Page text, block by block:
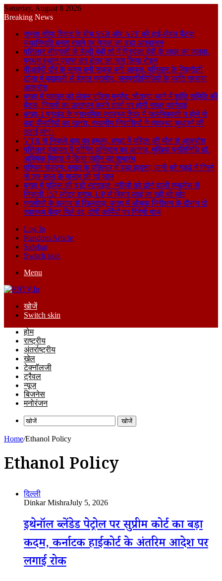
Saturday, August 8 2026
Breaking News
सुस्ता सीमा विवाद के बीच SSB और APF की हाई-लेवल बैठक,
यथास्थिति बनाए रखने पर नेपाल का बड़ा आश्वासन
पतिलार सीएचसी के हेल्दी बेबी शो में प्रियंका देवी के लाल का जलवा,
प्रथम स्थान प्राप्त कर क्षेत्र का नाम किया रोशन
वीआईपी दौरे के समय बनी सड़क बनी आफत, पतिलार के मिश्रौली
टोला में बदहाली से बेहाल ग्रामीण, जनप्रतिनिधियों के प्रति गहराया
आक्रोश
बगहा में चहलूम को लेकर पुलिस मुस्तैद: चौतरवा थाने में शांति समिति की
बैठक, नियमों का उल्लंघन करने वालों पर होगी सख्त कार्रवाई
बगहा-1 प्रखंड के प्राथमिक स्वास्थ्य केंद्र में जलनिकासी न होने से
बढ़ा बीमारियों का खतरा, स्थानीय निवासियों ने व्यवस्था सुधारने की
उठाई मांग।
VTR से निकले बाघ का हमला, बगहा में महिला की मौत से आक्रोश
पतिलार पंचायत में फॉगिंग अभियान का आगाज, मुखिया प्रतिनिधि डॉ.
अभिषेक मिश्रा ने किया मशीन का शुभारंभ
पश्चिम चंपारण: बगहा के पतिलार में बड़ा हादसा, पानी भरे गड्ढे में गिरने
से एक साल के मासूम की गई जान
बगहा में पुलिस की बड़ी स्ट्राइक: मरीजों को ढोने वाली एम्बुलेंस से
निकली 157 लीटर शराब, UP से बिहार लाई जा रही थी खेप
ग्रामीणों के इलाज से खिलवाड़: बगहा में औचक निरीक्षण के दौरान दो
स्वास्थ्य केंद्र मिले बंद, दोषी कर्मियों पर गिरेगी गाज
Log In
Random Article
Sidebar
Switch skin
Menu
खोजें
Switch skin
होम
राष्ट्रीय
अंतर्राष्ट्रीय
खेल
टेक्नॉलजी
ट्रैवल
न्यूज
बिजनेस
मनोरंजन
खोजें
Home/Ethanol Policy
Ethanol Policy
दिल्ली
Dinkar MishraJuly 5, 2026
इथेनॉल ब्लेंडेड पेट्रोल पर सुप्रीम कोर्ट का बड़ा
कदम, कर्नाटक हाईकोर्ट के अंतरिम आदेश पर
लगाई रोक